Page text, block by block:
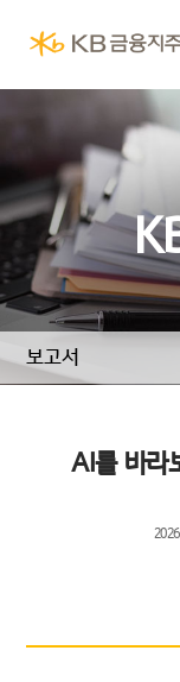
보고서
AI를 바라